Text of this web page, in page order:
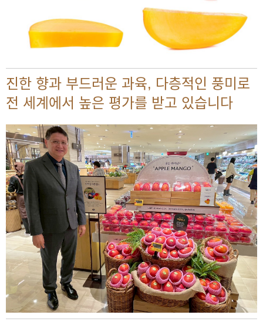
진한 향과 부드러운 과육, 다층적인 풍미로
전 세계에서 높은 평가를 받고 있습니다